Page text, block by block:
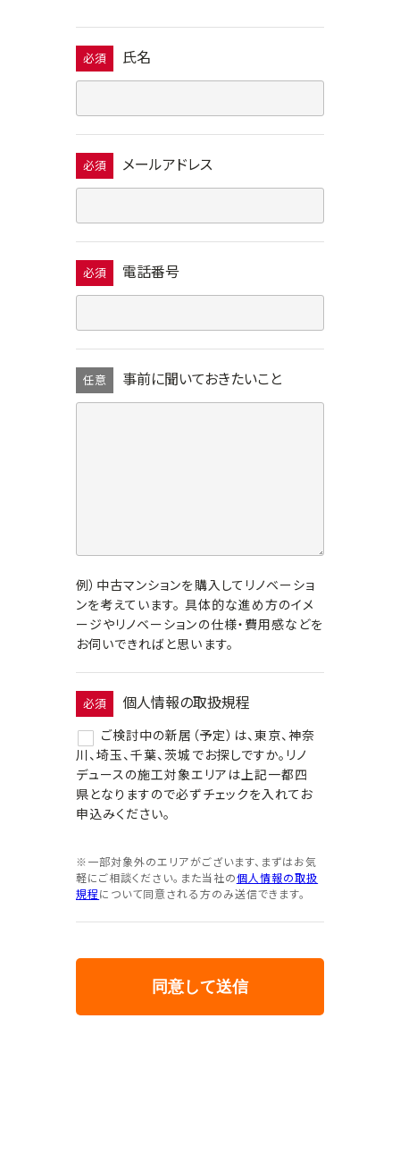
必須 氏名
必須 メールアドレス
必須 電話番号
任意 事前に聞いておきたいこと
例）中古マンションを購入してリノベーショ
ンを考えています。 具体的な進め方のイメ
ージやリノベーションの仕様・費用感などを
お伺いできればと思います。
必須 個人情報の取扱規程
ご検討中の新居（予定）は、東京、神奈
川、埼玉、千葉、茨城でお探しですか。リノ
デュースの施工対象エリアは上記一都四
県となりますので必ずチェックを入れてお
申込みください。
※一部対象外のエリアがございます、まずはお気
軽にご相談ください。また当社の個人情報の取扱
規程 について同意される方のみ送信できます。